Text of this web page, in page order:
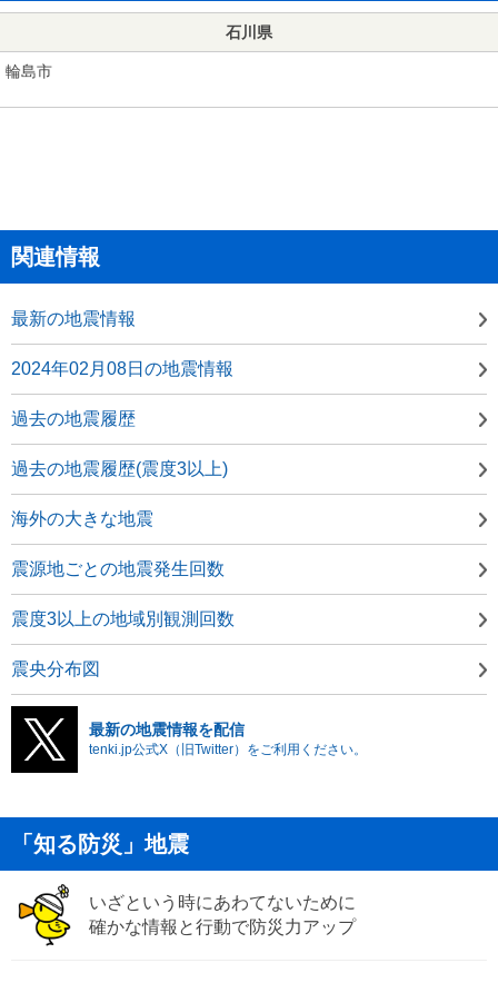
石川県
輪島市
関連情報
最新の地震情報
2024年02月08日の地震情報
過去の地震履歴
過去の地震履歴(震度3以上)
海外の大きな地震
震源地ごとの地震発生回数
震度3以上の地域別観測回数
震央分布図
最新の地震情報を配信
tenki.jp公式X（旧Twitter）をご利用ください。
「知る防災」地震
いざという時にあわてないために
確かな情報と行動で防災力アップ